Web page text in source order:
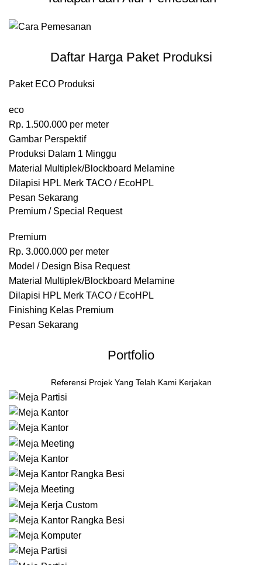
Daftar Harga Paket Produksi
Paket ECO Produksi
eco
Rp. 1.500.000 per meter
Gambar Perspektif
Produksi Dalam 1 Minggu
Material Multiplek/Blockboard Melamine
Dilapisi HPL Merk TACO / EcoHPL
Pesan Sekarang
Premium / Special Request
Premium
Rp. 3.000.000 per meter
Model / Design Bisa Request
Material Multiplek/Blockboard Melamine
Dilapisi HPL Merk TACO / EcoHPL
Finishing Kelas Premium
Pesan Sekarang
Portfolio
Referensi Projek Yang Telah Kami Kerjakan